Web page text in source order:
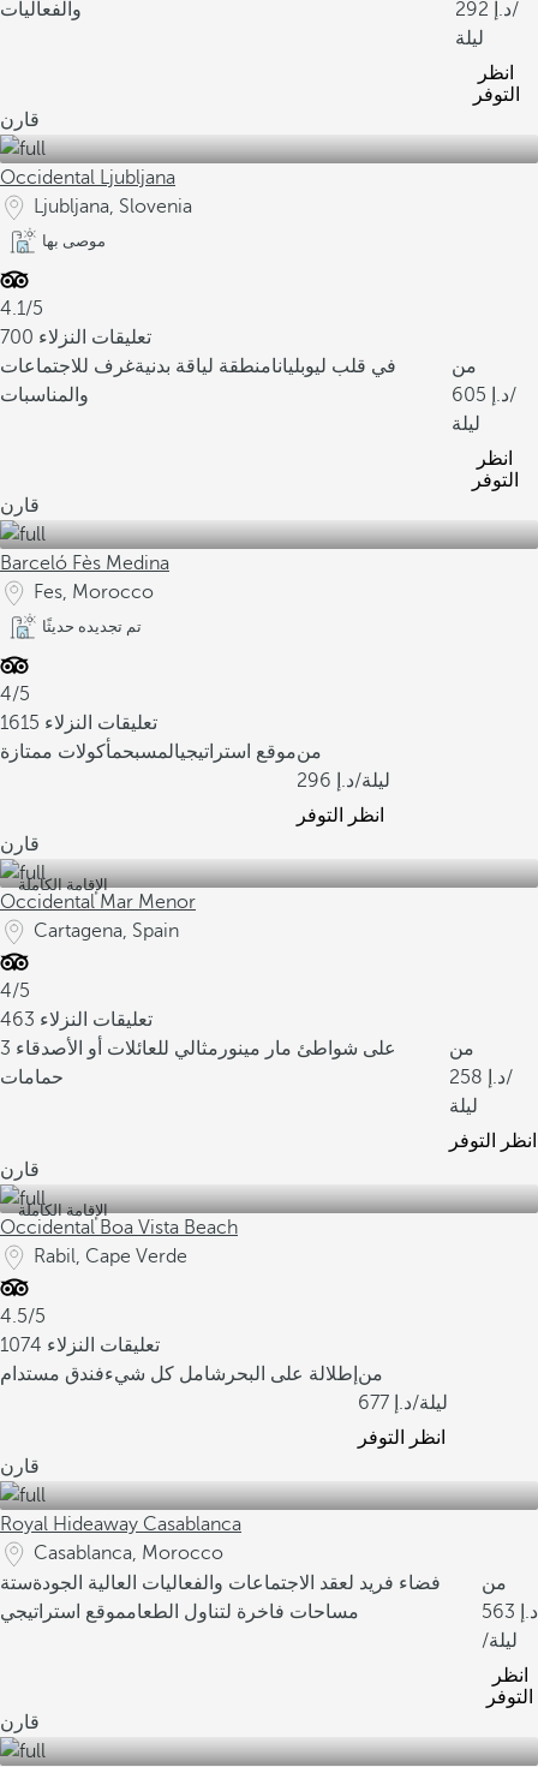
والفعاليات 292
/
ليلة
انظر
التوفر
قارن
Occidental Ljubljana
Ljubljana, Slovenia
موصى بها
4.1/5
700 تعليقات النزلاء
في قلب ليوبليانامنطقة لياقة بدنيةغرف للاجتماعات
والمناسبات
من
605
/
ليلة
انظر
التوفر
قارن
Barceló Fès Medina
Fes, Morocco
تم تجديده حديثًا
4/5
1615 تعليقات النزلاء
موقع استراتيجيالمسبحمأكولات ممتازة
من
296
/ليلة
انظر التوفر
قارن
الإقامة الكاملة
Occidental Mar Menor
Cartagena, Spain
4/5
463 تعليقات النزلاء
على شواطئ مار مينور مثالي للعائلات أو الأصدقاء 3
حمامات
من
258
/
ليلة
انظر التوفر
قارن
الإقامة الكاملة
Occidental Boa Vista Beach
Rabil, Cape Verde
4.5/5
1074 تعليقات النزلاء
إطلالة على البحر شامل كل شيءفندق مستدام
من
677
/ليلة
انظر التوفر
قارن
Royal Hideaway Casablanca
Casablanca, Morocco
فضاء فريد لعقد الاجتماعات والفعاليات العالية الجودةستة
مساحات فاخرة لتناول الطعامموقع استراتيجي
من
563
/ليلة
انظر
التوفر
قارن